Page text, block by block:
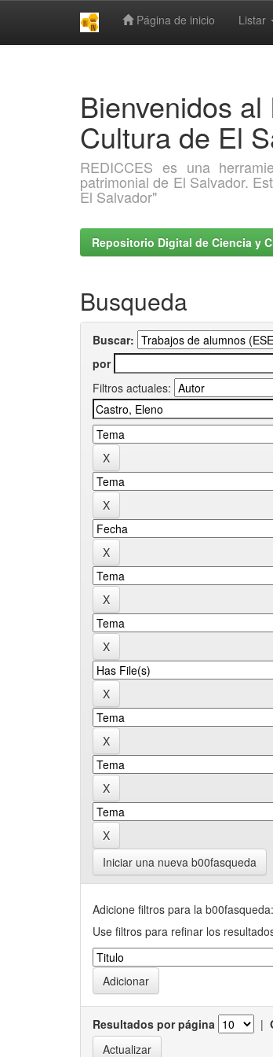
Página de inicio Listar
Bienvenidos
Cultura de El
REDICCES es una
patrimonial de El Salvador.
El Salvador"
Repositorio Digital de Ciencia y
Busqueda
Buscar:
por
Filtros actuales:
Iniciar una nueva b00fasqueda
Adicione filtros para la b00fasqueda:
Use filtros para refinar los
Resultados por página |